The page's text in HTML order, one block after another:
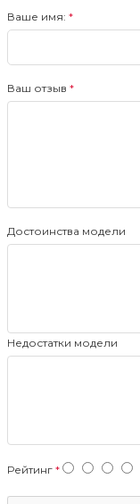
Ваше имя:
Ваш отзыв
Достоинства модели
Недостатки модели
Рейтинг